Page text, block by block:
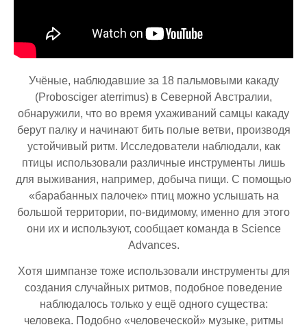
Учёные, наблюдавшие за 18 пальмовыми какаду
(Probosciger aterrimus) в Северной Австралии,
обнаружили, что во время ухаживаний самцы какаду
берут палку и начинают бить полые ветви, производя
устойчивый ритм. Исследователи наблюдали, как
птицы использовали различные инструменты лишь
для выживания, например, добыча пищи. С помощью
«барабанных палочек» птиц можно услышать на
большой территории, по-видимому, именно для этого
они их и используют, сообщает команда в Science
Advances.
Хотя шимпанзе тоже использовали инструменты для
создания случайных ритмов, подобное поведение
наблюдалось только у ещё одного существа:
человека. Подобно «человеческой» музыке, ритмы